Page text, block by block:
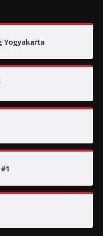
Yogyakarta